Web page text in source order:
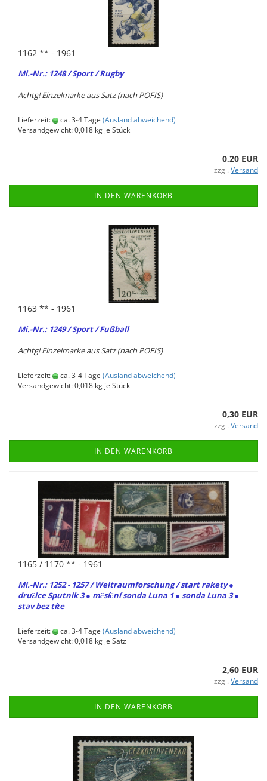
1162 ** - 1961
Mi.-Nr.: 1248 / Sport / Rugby
Achtg! Ein­zel­mar­ke aus Satz (nach POFIS)
Lieferzeit: ca. 3-4 Tage (Ausland abweichend)
Versandgewicht:0,018 kg je Stück
0,20 EUR
zzgl. Versand
IN DEN WARENKORB
1163 ** - 1961
Mi.-Nr.: 1249 / Sport / Fuß­ball
Achtg! Ein­zel­mar­ke aus Satz (nach POFIS)
Lieferzeit: ca. 3-4 Tage (Ausland abweichend)
Versandgewicht:0,018 kg je Stück
0,30 EUR
zzgl. Versand
IN DEN WARENKORB
1165 / 1170 ** - 1961
Mi.-Nr.: 1252 - 1257 / Welt­raum­for­schung / start ra­ke­ty ●
družice Sput­nik 3 ● měsíční sonda Luna 1 ● sonda Luna 3 ●
stav bez tíže
Lieferzeit: ca. 3-4 Tage (Ausland abweichend)
Versandgewicht:0,018 kg je Satz
2,60 EUR
zzgl. Versand
IN DEN WARENKORB